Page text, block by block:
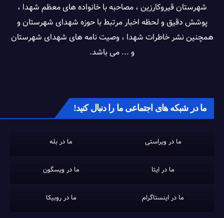
شهرستان قیروکارزین ، مصاحبه با خانواده های معظم شهدا ،
پوشش دقیق و لحظه اخبار مرتبط با حوزه شهدای شهرستان و
همچنین نشر خاطرات شهدا ، وصیت نامه های شهدای شهرستان
و ... می باشد.
ما در شبکه های اجتماعی ما را دنبال کنید!
ما در ویراستی ما در بله
ما در ایتا ما در ویسگون
ما در اینستاگرام ما در روبیکا